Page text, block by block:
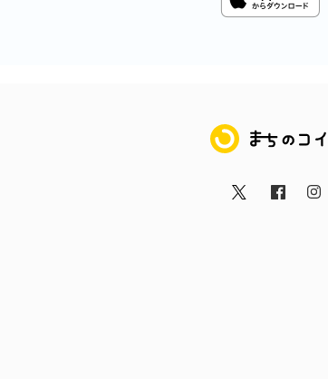
まちのコイ